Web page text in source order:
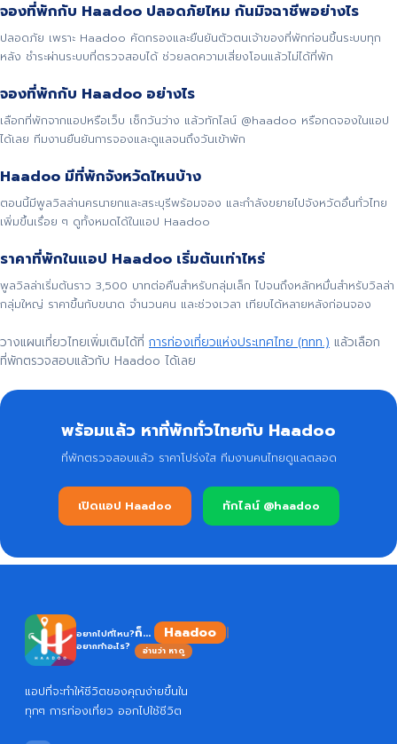
จองที่พักกับ Haadoo ปลอดภัยไหม กันมิจฉาชีพอย่างไร
ปลอดภัย เพราะ Haadoo คัดกรองและยืนยันตัวตนเจ้าของที่พักก่อนขึ้นระบบทุก
หลัง ชำระผ่านระบบที่ตรวจสอบได้ ช่วยลดความเสี่ยงโอนแล้วไม่ได้ที่พัก
จองที่พักกับ Haadoo อย่างไร
เลือกที่พักจากแอปหรือเว็บ เช็กวันว่าง แล้วทักไลน์ @haadoo หรือกดจองในแอป
ได้เลย ทีมงานยืนยันการจองและดูแลจนถึงวันเข้าพัก
Haadoo มีที่พักจังหวัดไหนบ้าง
ตอนนี้มีพูลวิลล่านครนายกและสระบุรีพร้อมจอง และกำลังขยายไปจังหวัดอื่นทั่วไทย
เพิ่มขึ้นเรื่อย ๆ ดูทั้งหมดได้ในแอป Haadoo
ราคาที่พักในแอป Haadoo เริ่มต้นเท่าไหร่
พูลวิลล่าเริ่มต้นราว 3,500 บาทต่อคืนสำหรับกลุ่มเล็ก ไปจนถึงหลักหมื่นสำหรับวิลล่า
กลุ่มใหญ่ ราคาขึ้นกับขนาด จำนวนคน และช่วงเวลา เทียบได้หลายหลังก่อนจอง
วางแผนเที่ยวไทยเพิ่มเติมได้ที่ การท่องเที่ยวแห่งประเทศไทย (ททท.) แล้วเลือก
ที่พักตรวจสอบแล้วกับ Haadoo ได้เลย
พร้อมแล้ว หาที่พักทั่วไทยกับ Haadoo
ที่พักตรวจสอบแล้ว ราคาโปร่งใส ทีมงานคนไทยดูแลตลอด
เปิดแอป Haadoo ทักไลน์ @haadoo
อยากไปที่ไหน?
อยากทำอะไร?
ก็... Haadoo
อ่านว่า หาดู
แอปที่จะทำให้ชีวิตของคุณง่ายขึ้นใน
ทุกๆ การท่องเที่ยว ออกไปใช้ชีวิต